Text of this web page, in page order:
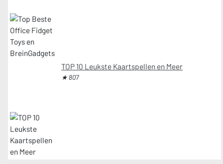
TOP 10 Leukste Kaartspellen en Meer
★ 807